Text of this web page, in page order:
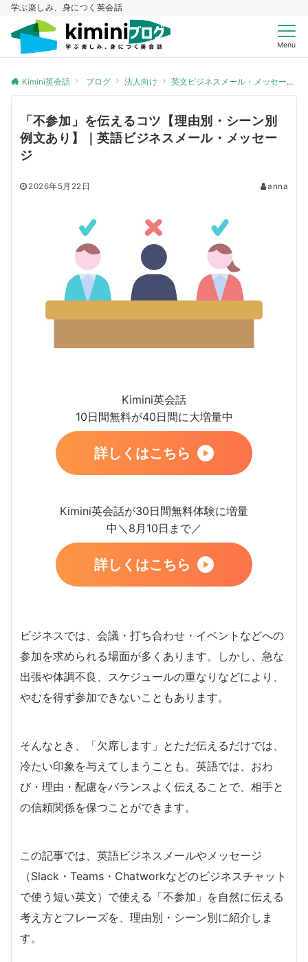
学ぶ楽しみ、身につく英会話
Menu
Kimini英会話 ブログ 法人向け 英文ビジネスメール・メッセージ
「不参加」を伝えるコツ【理由別・シーン別
例文あり】｜英語ビジネスメール・メッセー
ジ
2026年5月22日 anna
Kimini英会話
10日間無料が40日間に大増量中
詳しくはこちら
Kimini英会話が30日間無料体験に増量
中＼8月10日まで／
詳しくはこちら
ビジネスでは、会議・打ち合わせ・イベントなどへの
参加を求められる場面が多くあります。しかし、急な
出張や体調不良、スケジュールの重なりなどにより、
やむを得ず参加できないこともあります。
そんなとき、「欠席します」とただ伝えるだけでは、
冷たい印象を与えてしまうことも。英語では、おわ
び・理由・配慮をバランスよく伝えることで、相手と
の信頼関係を保つことができます。
この記事では、英語ビジネスメールやメッセージ
（Slack・Teams・Chatworkなどのビジネスチャット
で使う短い英文）で使える「不参加」を自然に伝える
考え方とフレーズを、理由別・シーン別に紹介しま
す。